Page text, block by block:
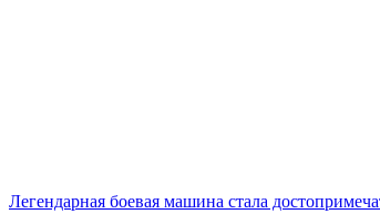
Легендарная боевая машина стала